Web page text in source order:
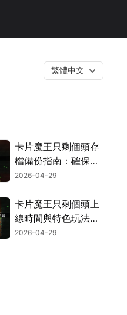
繁體中文
卡片魔王只剩個頭存
檔備份指南：確保遊
戲進度不遺失！
2026-04-29
卡片魔王只剩個頭上
線時間與特色玩法全
攻略！
2026-04-29